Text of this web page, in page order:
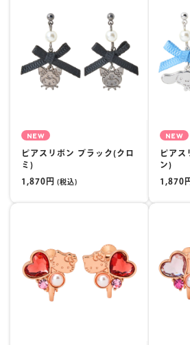
NEW
ピアスリボン ブラック(クロ
ミ)
1,870円 (税込)
NEW
ピアス
ン)
1,870